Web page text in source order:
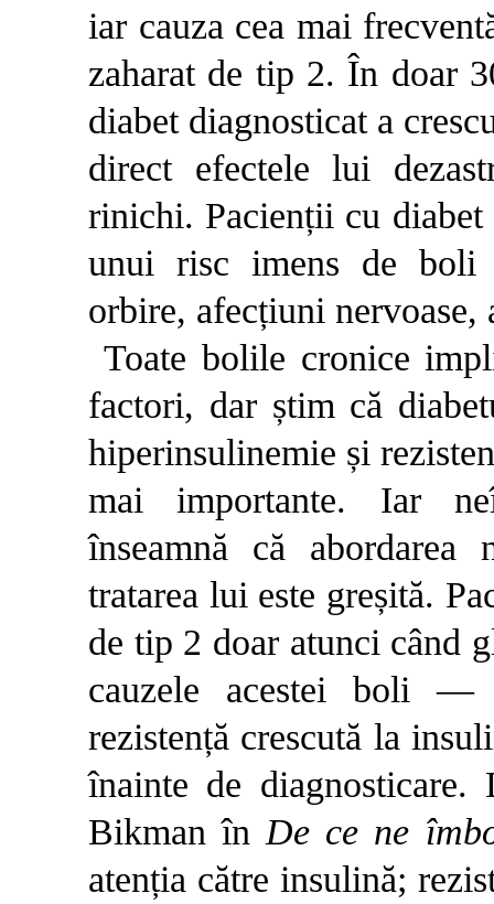
iar cauza cea mai
zaharat de tip 2. În doar
diabet diagnosticat a
direct efectele lui
rinichi. Pacienții cu diabet
unui risc imens de boli
orbire, afecțiuni
Toate bolile cronice
factori, dar știm că
hiperinsulinemie și
mai importante. Iar
înseamnă că abordarea
tratarea lui este greșită.
de tip 2 doar atunci când
cauzele acestei boli —
rezistență crescută la
înainte de
Bikman în De ce ne
atenția către insulină;